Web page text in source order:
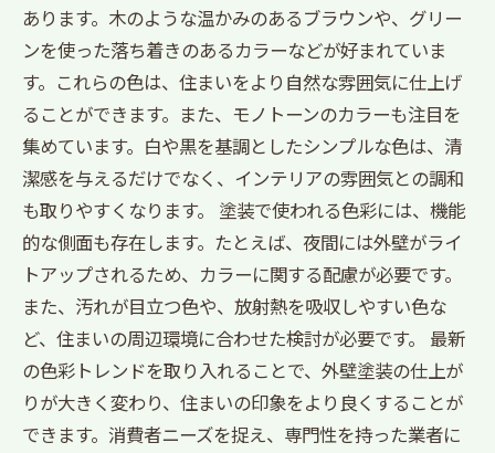
あります。木のような温かみのあるブラウンや、グリー
ンを使った落ち着きのあるカラーなどが好まれていま
す。これらの色は、住まいをより自然な雰囲気に仕上げ
ることができます。また、モノトーンのカラーも注目を
集めています。白や黒を基調としたシンプルな色は、清
潔感を与えるだけでなく、インテリアの雰囲気との調和
も取りやすくなります。 塗装で使われる色彩には、機能
的な側面も存在します。たとえば、夜間には外壁がライ
トアップされるため、カラーに関する配慮が必要です。
また、汚れが目立つ色や、放射熱を吸収しやすい色な
ど、住まいの周辺環境に合わせた検討が必要です。 最新
の色彩トレンドを取り入れることで、外壁塗装の仕上が
りが大きく変わり、住まいの印象をより良くすることが
できます。消費者ニーズを捉え、専門性を持った業者に